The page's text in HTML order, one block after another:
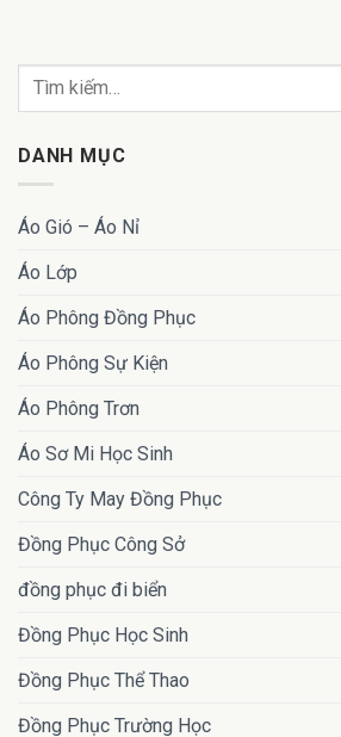
DANH MỤC
Áo Gió – Áo Nỉ
Áo Lớp
Áo Phông Đồng Phục
Áo Phông Sự Kiện
Áo Phông Trơn
Áo Sơ Mi Học Sinh
Công Ty May Đồng Phục
Đồng Phục Công Sở
đồng phục đi biển
Đồng Phục Học Sinh
Đồng Phục Thể Thao
Đồng Phục Trường Học